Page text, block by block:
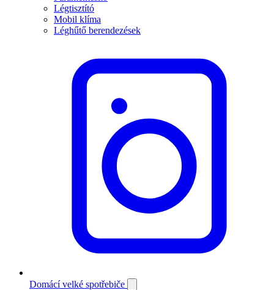
Légtisztító
Mobil klíma
Léghűtő berendezések
Domácí velké spotřebiče